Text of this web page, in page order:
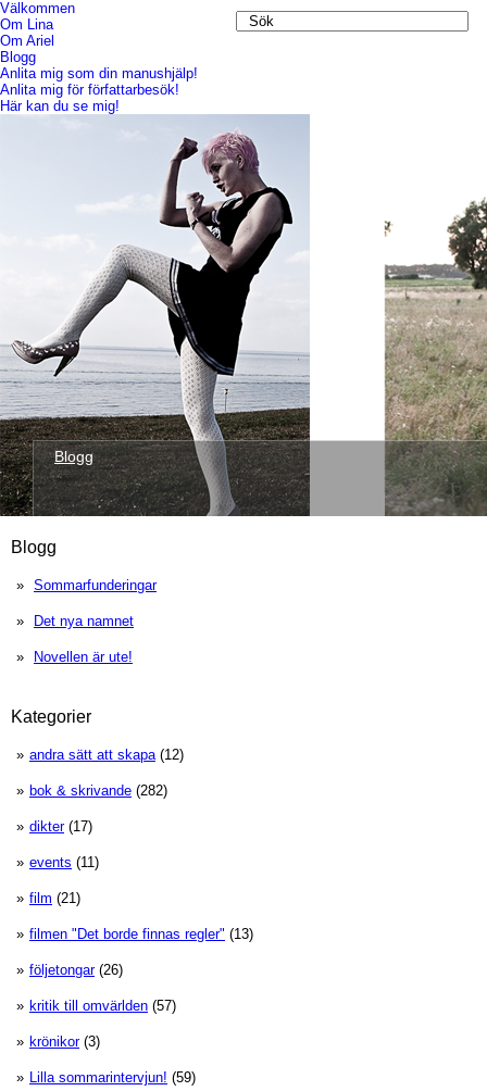
Välkommen
Om Lina
Om Ariel
Blogg
Anlita mig som din manushjälp!
Anlita mig för författarbesök!
Här kan du se mig!
Blogg
Blogg
Sommarfunderingar
Det nya namnet
Novellen är ute!
Kategorier
andra sätt att skapa(12)
bok & skrivande (282)
dikter(17)
events (11)
film (21)
filmen "Det borde finnas regler" (13)
följetongar(26)
kritik till omvärlden (57)
krönikor(3)
Lilla sommarintervjun! (59)